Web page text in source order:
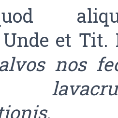
Unde et Tit.
nos
.